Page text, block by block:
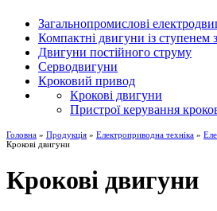
Загальнопромислові
Компактні двигуни із ступенем
Двигуни постійного струму
Серводвигуни
Кроковий привод
Крокові двигуни
Пристрої керування
Головна » Продукція » Електроприводна техніка »
Крокові двигуни
Крокові двигуни